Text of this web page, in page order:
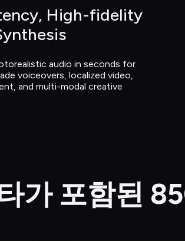
High-fidelity
audio in seconds for
voiceovers, localized video,
and multi-modal creative
가 포함된